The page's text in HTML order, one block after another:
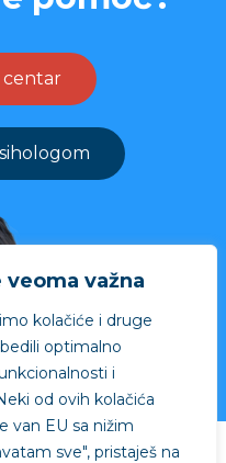
važna
kolačiće i druge
optimalno
i
od ovih kolačića
van EU sa nižim
sve", pristaješ na
centar